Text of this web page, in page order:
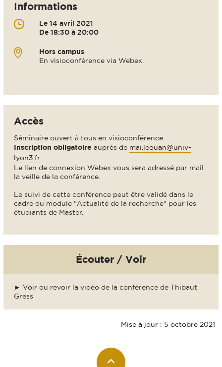
Informations
Le 14 avril 2021
De 18:30 à 20:00
Hors campus
En visioconférence via Webex.
Accès
Séminaire ouvert à tous en visioconférence.
Inscription obligatoire auprès de mai.lequan@univ-
lyon3.fr
Le lien de connexion Webex vous sera adressé par mail
la veille de la conférence.
Le suivi de cette conférence peut être validé dans le
cadre du module "Actualité de la recherche" pour les
étudiants de Master.
Écouter / Voir
► Voir ou revoir la vidéo de la conférence de Thibaut
Gress
Mise à jour : 5 octobre 2021